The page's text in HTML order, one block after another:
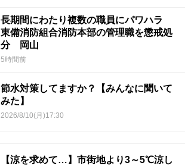
長期間にわたり複数の職員にパワハラ
東備消防組合消防本部の管理職を懲戒処
分 岡山
5時間前
節水対策してますか？【みんなに聞いて
みた】
2026/8/10(月)17:30
【涼を求めて…】市街地より3～5℃涼し